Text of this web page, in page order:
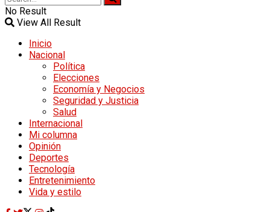
No Result
View All Result
Inicio
Nacional
Política
Elecciones
Economía y Negocios
Seguridad y Justicia
Salud
Internacional
Mi columna
Opinión
Deportes
Tecnología
Entretenimiento
Vida y estilo